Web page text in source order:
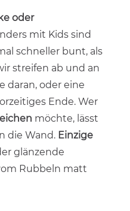
oder
mit Kids sind
schneller bunt, als
streifen ab und an
daran, oder eine
Ende. Wer
möchte, lässt
die Wand. Einzige
glänzende
Rubbeln matt